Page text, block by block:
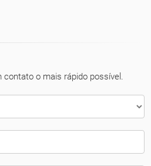
contato o mais rápido possível.